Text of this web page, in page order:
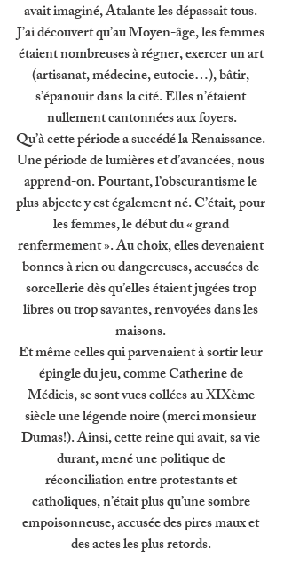
avait imaginé, Atalante les dépassait tous.
J’ai découvert qu’au Moyen-âge, les femmes
étaient nombreuses à régner, exercer un art
(artisanat, médecine, eutocie…), bâtir,
s’épanouir dans la cité. Elles n’étaient
nullement cantonnées aux foyers.
Qu’à cette période a succédé la Renaissance.
Une période de lumières et d’avancées, nous
apprend-on. Pourtant, l’obscurantisme le
plus abjecte y est également né. C’était, pour
les femmes, le début du « grand
renfermement ». Au choix, elles devenaient
bonnes à rien ou dangereuses, accusées de
sorcellerie dès qu’elles étaient jugées trop
libres ou trop savantes, renvoyées dans les
maisons.
Et même celles qui parvenaient à sortir leur
épingle du jeu, comme Catherine de
Médicis, se sont vues collées au XIXème
siècle une légende noire (merci monsieur
Dumas!). Ainsi, cette reine qui avait, sa vie
durant, mené une politique de
réconciliation entre protestants et
catholiques, n’était plus qu’une sombre
empoisonneuse, accusée des pires maux et
des actes les plus retords.